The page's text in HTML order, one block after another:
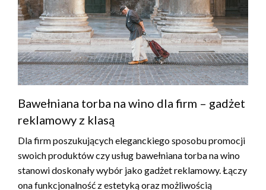
Bawełniana torba na wino dla firm – gadżet
reklamowy z klasą
Dla firm poszukujących eleganckiego sposobu promocji
swoich produktów czy usług bawełniana torba na wino
stanowi doskonały wybór jako gadżet reklamowy. Łączy
ona funkcjonalność z estetyką oraz możliwością